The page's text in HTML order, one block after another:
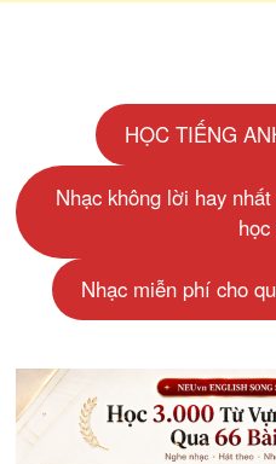
HỌC TIẾNG
Nhạc không lời hay
Nhạc miễn phí cho